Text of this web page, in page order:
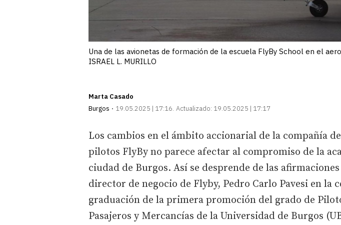
Una de las avionetas de formación de la escuela FlyBy School en el
ISRAEL L. MURILLO
Marta Casado
Burgos
19.05.2025 | 17:16 Actualizado: 19.05.2025 | 17:17
Los cambios en el ámbito accionarial de la compañía
pilotos FlyBy no parece afectar al compromiso de la
ciudad de Burgos. Así se desprende de las
director de negocio de Flyby, Pedro Carlo Pavesi en la
graduación de la primera promoción del grado de
Pasajeros y Mercancías de la Universidad de Burgos